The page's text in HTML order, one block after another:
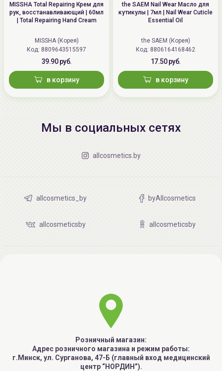
MISSHA Total Repairing Крем для
рук, восстанавливающий | 60мл
| Total Repairing Hand Cream
MISSHA (Корея)
Код: 8809643515597
39.90 руб.
в корзину
the SAEM Nail Wear Масло для
кутикулы | 7мл | Nail Wear Cuticle
Essential Oil
the SAEM (Корея)
Код: 8806164168462
17.50 руб.
в корзину
Мы в социальных сетях
allcosmetics.by
allcosmetics_by byAllcosmetics
allcosmeticsby allcosmeticsby
Розничный магазин:
Адрес розничного магазина и режим работы:
г.Минск, ул. Сурганова, 47-Б (главный вход медицинский
центр “НОРДИН”).